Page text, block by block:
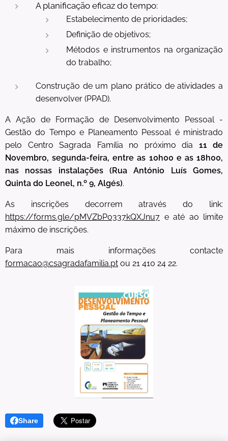
A planificação eficaz do tempo:
Estabelecimento de prioridades;
Definição de objetivos;
Métodos e instrumentos na organização
do trabalho;
Construção de um plano prático de atividades a
desenvolver (PPAD).
A Ação de Formação de Desenvolvimento Pessoal -
Gestão do Tempo e Planeamento Pessoal é ministrado
pelo Centro Sagrada Família no próximo dia 11 de
Novembro, segunda-feira, entre as 10h00 e as 18h00,
nas nossas instalações (Rua António Luís Gomes,
Quinta do Leonel, n.º 9, Algés).
As inscrições decorrem através do link:
https://forms.gle/pMVZbPo337kQXJnu7 e até ao limite
máximo de inscrições.
Para mais informações contacte
formacao@csagradafamilia.pt ou 21 410 24 22.
Share